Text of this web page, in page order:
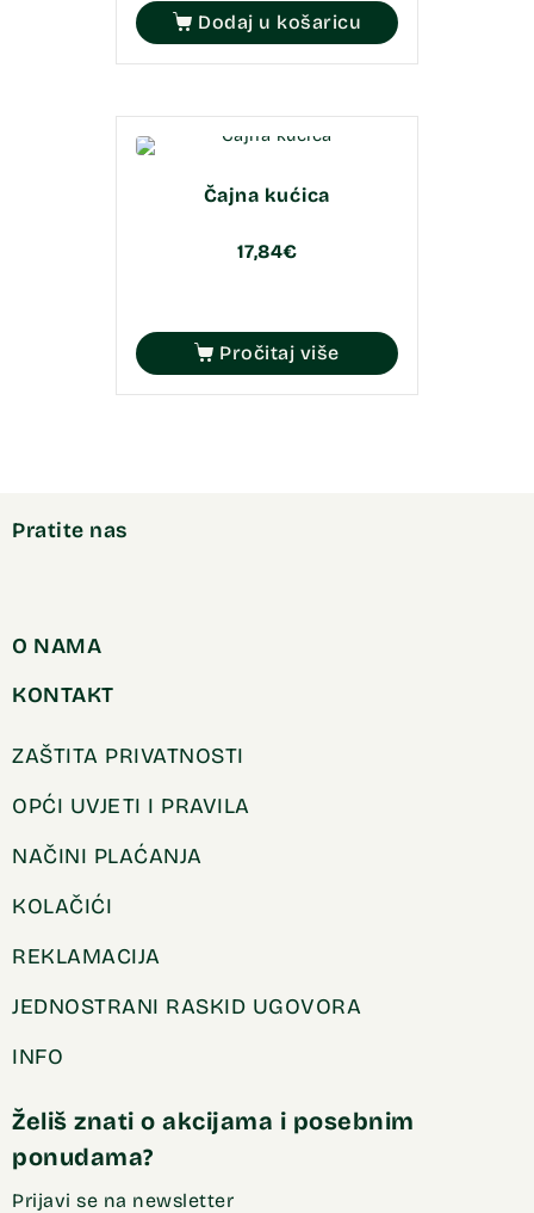
Dodaj u košaricu
Čajna kućica
17,84€
Pročitaj više
Pratite nas
O NAMA
KONTAKT
ZAŠTITA PRIVATNOSTI
OPĆI UVJETI I PRAVILA
NAČINI PLAĆANJA
KOLAČIĆI
REKLAMACIJA
JEDNOSTRANI RASKID UGOVORA
INFO
Želiš znati o akcijama i posebnim
ponudama?
Prijavi se na newsletter